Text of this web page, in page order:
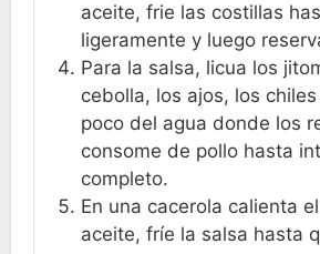
aceite, frie las costillas
ligeramente y luego
Para la salsa, licua los
cebolla, los ajos, los
poco del agua donde los
consome de pollo hasta
completo.
En una cacerola calienta
aceite, fríe la salsa hasta